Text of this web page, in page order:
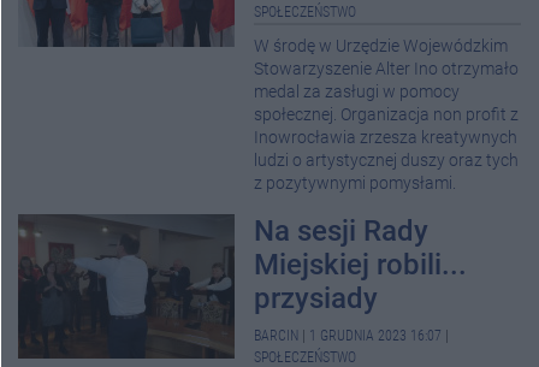
SPOŁECZEŃSTWO
W środę w Urzędzie Wojewódzkim
Stowarzyszenie Alter Ino otrzymało
medal za zasługi w pomocy
społecznej. Organizacja non profit z
Inowrocławia zrzesza kreatywnych
ludzi o artystycznej duszy oraz tych
z pozytywnymi pomysłami.
Na sesji Rady
Miejskiej robili...
przysiady
BARCIN 1 GRUDNIA 2023 16:07
SPOŁECZEŃSTWO